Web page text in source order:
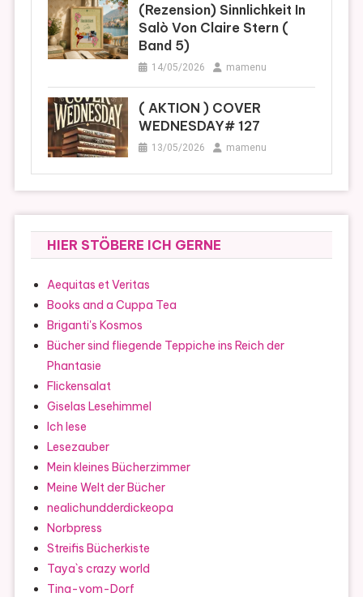
(Rezension) Sinnlichkeit In
Salò Von Claire Stern (
Band 5)
14/05/2026 mamenu
( AKTION ) COVER
WEDNESDAY# 127
13/05/2026 mamenu
HIER STÖBERE ICH GERNE
Aequitas et Veritas
Books and a Cuppa Tea
Briganti's Kosmos
Bücher sind fliegende Teppiche ins Reich der
Phantasie
Flickensalat
Giselas Lesehimmel
Ich lese
Lesezauber
Mein kleines Bücherzimmer
Meine Welt der Bücher
nealichundderdickeopa
Norbpress
Streifis Bücherkiste
Taya`s crazy world
Tina-vom-Dorf